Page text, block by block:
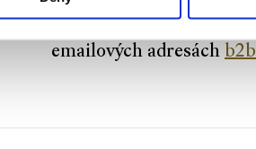
V případě zájmu vám
emailových adresách